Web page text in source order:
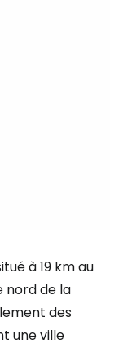
à 19 km au
nord de la
des
une ville